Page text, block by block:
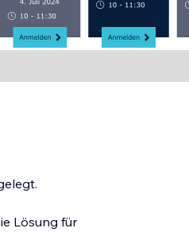
Lösung für